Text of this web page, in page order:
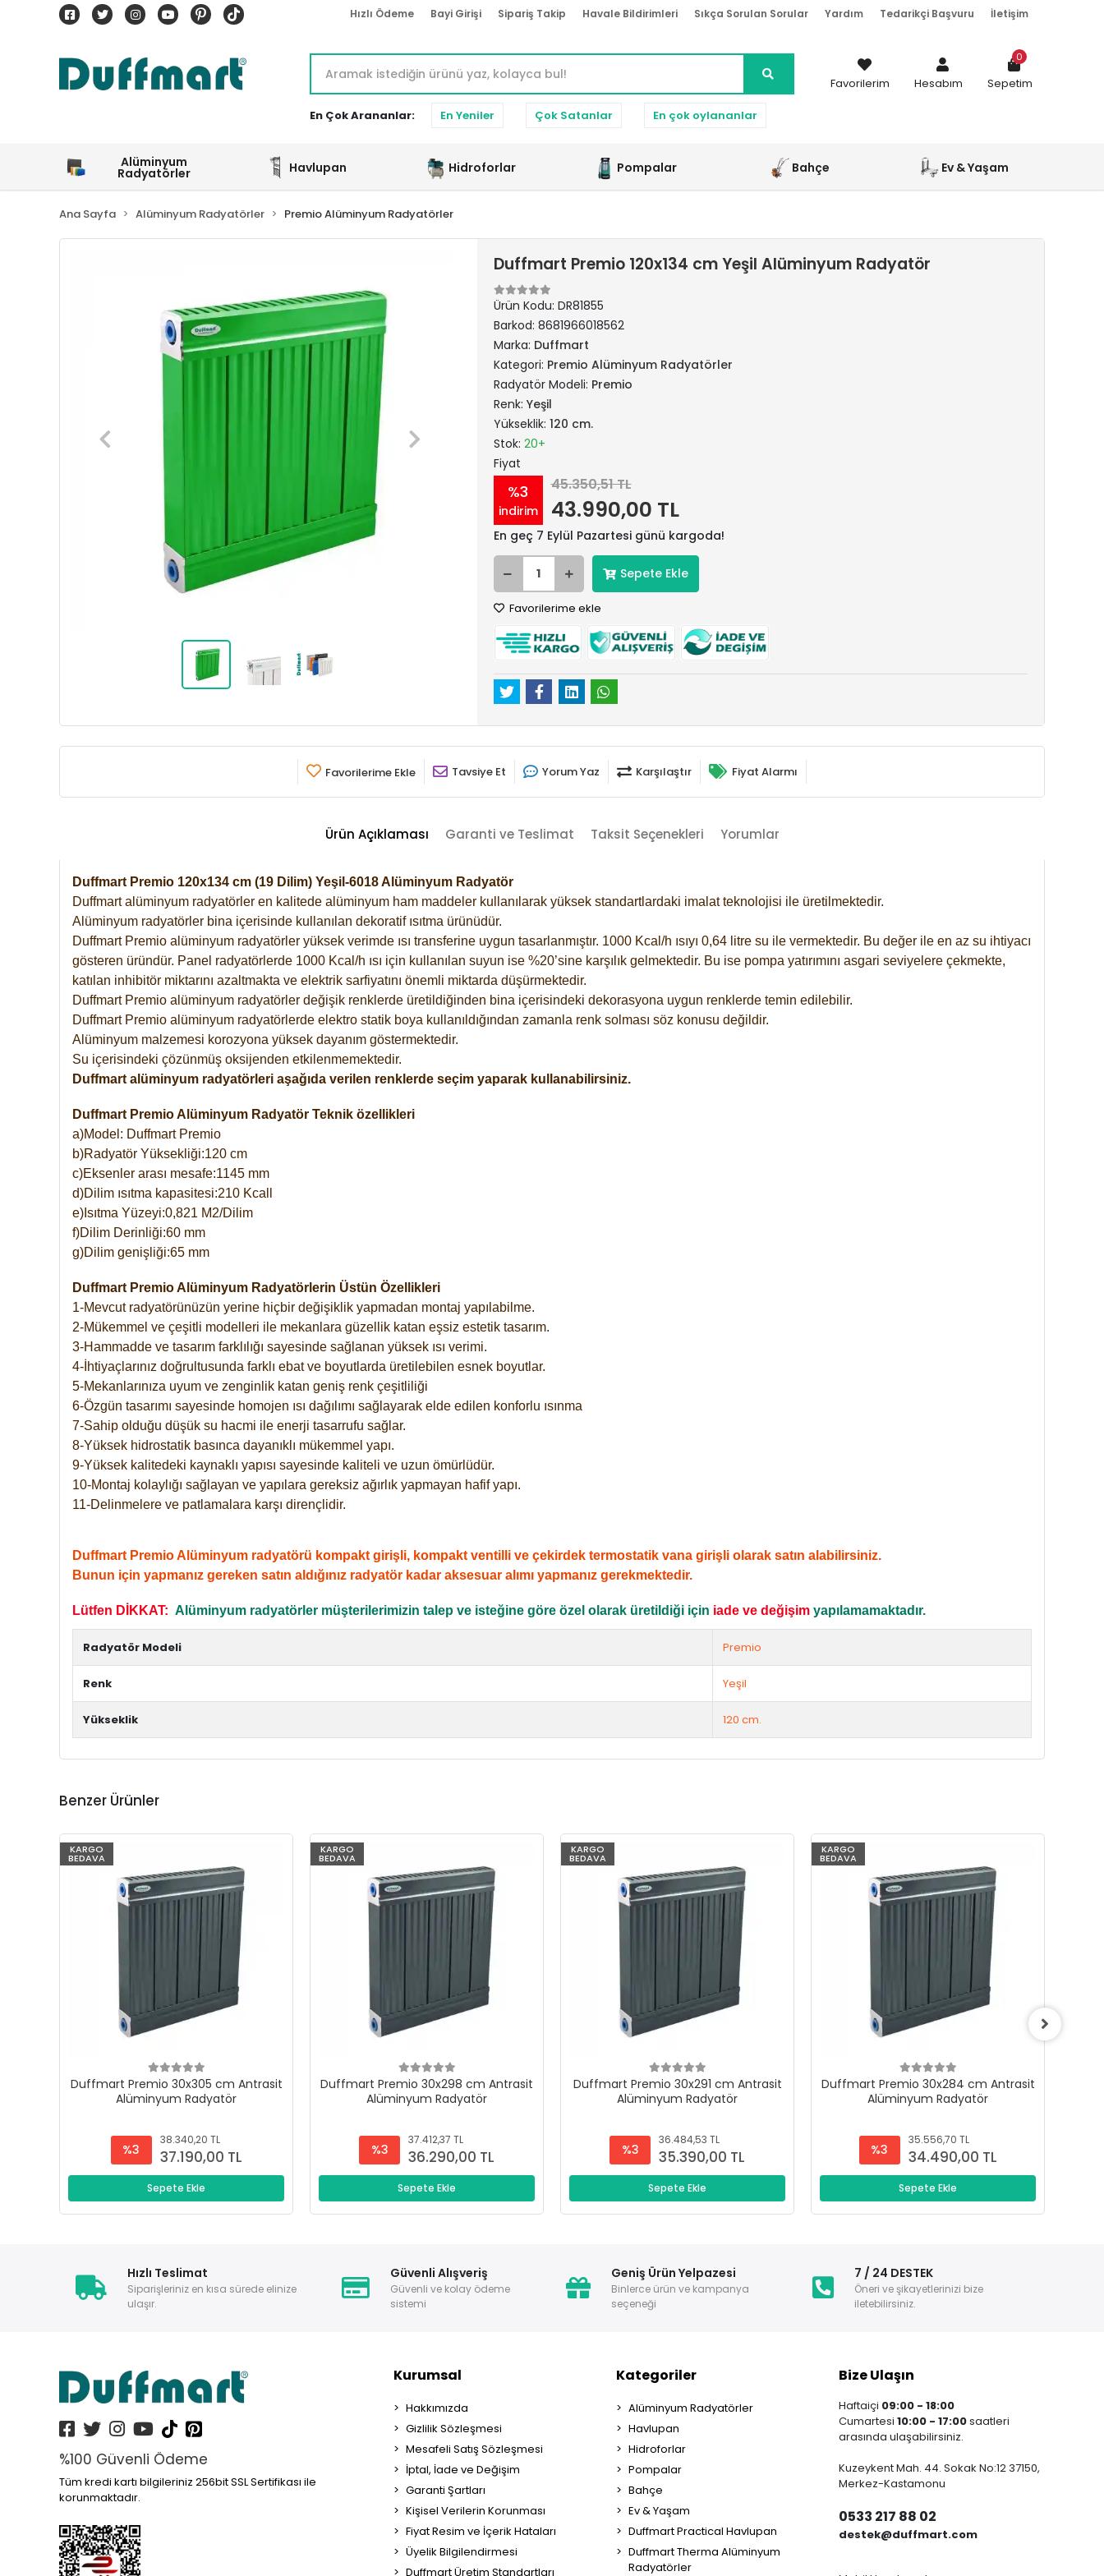
Hızlı Ödeme Bayi Girişi Sipariş Takip Havale Bildirimleri Sıkça Sorulan Sorular Yardım Tedarikçi Başvuru İletişim
En Çok Arananlar: En Yeniler Çok Satanlar En çok oylananlar
Favorilerim Hesabım Sepetim
0
Alüminyum
Radyatörler Havlupan Hidroforlar Pompalar Bahçe Ev & Yaşam
Ana Sayfa Alüminyum Radyatörler Premio Alüminyum Radyatörler
Duffmart Premio 120x134 cm Yeşil Alüminyum Radyatör
Ürün Kodu: DR81855
Barkod: 8681966018562
Marka: Duffmart
Kategori: Premio Alüminyum Radyatörler
Radyatör Modeli: Premio
Renk: Yeşil
Yükseklik: 120 cm.
Stok: 20+
Fiyat
%3
indirim
45.350,51 TL
43.990,00 TL
En geç 7 Eylül Pazartesi günü kargoda!
Sepete Ekle
Favorilerime ekle
Favorilerime Ekle Tavsiye Et Yorum Yaz Karşılaştır Fiyat Alarmı
Ürün Açıklaması Garanti ve Teslimat Taksit Seçenekleri Yorumlar
Duffmart Premio 120x134 cm (19 Dilim) Yeşil-6018 Alüminyum Radyatör
Duffmart alüminyum radyatörler en kalitede alüminyum ham maddeler kullanılarak yüksek standartlardaki imalat teknolojisi ile üretilmektedir.
Alüminyum radyatörler bina içerisinde kullanılan dekoratif ısıtma ürünüdür.
Duffmart Premio alüminyum radyatörler yüksek verimde ısı transferine uygun tasarlanmıştır. 1000 Kcal/h ısıyı 0,64 litre su ile vermektedir. Bu değer ile en az su ihtiyacı
gösteren üründür. Panel radyatörlerde 1000 Kcal/h ısı için kullanılan suyun ise %20’sine karşılık gelmektedir. Bu ise pompa yatırımını asgari seviyelere çekmekte,
katılan inhibitör miktarını azaltmakta ve elektrik sarfiyatını önemli miktarda düşürmektedir.
Duffmart Premio alüminyum radyatörler değişik renklerde üretildiğinden bina içerisindeki dekorasyona uygun renklerde temin edilebilir.
Duffmart Premio alüminyum radyatörlerde elektro statik boya kullanıldığından zamanla renk solması söz konusu değildir.
Alüminyum malzemesi korozyona yüksek dayanım göstermektedir.
Su içerisindeki çözünmüş oksijenden etkilenmemektedir.
Duffmart alüminyum radyatörleri aşağıda verilen renklerde seçim yaparak kullanabilirsiniz.
Duffmart Premio Alüminyum Radyatör Teknik özellikleri
a)Model: Duffmart Premio
b)Radyatör Yüksekliği:120 cm
c)Eksenler arası mesafe:1145 mm
d)Dilim ısıtma kapasitesi:210 Kcall
e)Isıtma Yüzeyi:0,821 M2/Dilim
f)Dilim Derinliği:60 mm
g)Dilim genişliği:65 mm
Duffmart Premio Alüminyum Radyatörlerin Üstün Özellikleri
1-Mevcut radyatörünüzün yerine hiçbir değişiklik yapmadan montaj yapılabilme.
2-Mükemmel ve çeşitli modelleri ile mekanlara güzellik katan eşsiz estetik tasarım.
3-Hammadde ve tasarım farklılığı sayesinde sağlanan yüksek ısı verimi.
4-İhtiyaçlarınız doğrultusunda farklı ebat ve boyutlarda üretilebilen esnek boyutlar.
5-Mekanlarınıza uyum ve zenginlik katan geniş renk çeşitliliği
6-Özgün tasarımı sayesinde homojen ısı dağılımı sağlayarak elde edilen konforlu ısınma
7-Sahip olduğu düşük su hacmi ile enerji tasarrufu sağlar.
8-Yüksek hidrostatik basınca dayanıklı mükemmel yapı.
9-Yüksek kalitedeki kaynaklı yapısı sayesinde kaliteli ve uzun ömürlüdür.
10-Montaj kolaylığı sağlayan ve yapılara gereksiz ağırlık yapmayan hafif yapı.
11-Delinmelere ve patlamalara karşı dirençlidir.
Duffmart Premio Alüminyum radyatörü kompakt girişli, kompakt ventilli ve çekirdek termostatik vana girişli olarak satın alabilirsiniz.
Bunun için yapmanız gereken satın aldığınız radyatör kadar aksesuar alımı yapmanız gerekmektedir.
Lütfen DİKKAT: Alüminyum radyatörler müşterilerimizin talep ve isteğine göre özel olarak üretildiği için iade ve değişim yapılamamaktadır.
Radyatör Modeli Premio
Renk Yeşil
Yükseklik 120 cm.
Benzer Ürünler
KARGO
BEDAVA
Duffmart Premio 30x305 cm Antrasit
Alüminyum Radyatör
%3
38.340,20 TL
37.190,00 TL
Sepete Ekle
KARGO
BEDAVA
Duffmart Premio 30x298 cm Antrasit
Alüminyum Radyatör
%3
37.412,37 TL
36.290,00 TL
Sepete Ekle
KARGO
BEDAVA
Duffmart Premio 30x291 cm Antrasit
Alüminyum Radyatör
%3
36.484,53 TL
35.390,00 TL
Sepete Ekle
KARGO
BEDAVA
Duffmart Premio 30x284 cm Antrasit
Alüminyum Radyatör
%3
35.556,70 TL
34.490,00 TL
Sepete Ekle
Hızlı Teslimat
Siparişleriniz en kısa sürede elinize
ulaşır.
Güvenli Alışveriş
Güvenli ve kolay ödeme
sistemi
Geniş Ürün Yelpazesi
Binlerce ürün ve kampanya
seçeneği
7 / 24 DESTEK
Öneri ve şikayetlerinizi bize
iletebilirsiniz.
%100 Güvenli Ödeme
Tüm kredi kartı bilgileriniz 256bit SSL Sertifikası ile
korunmaktadır.
Kurumsal
Hakkımızda
Gizlilik Sözleşmesi
Mesafeli Satış Sözleşmesi
İptal, İade ve Değişim
Garanti Şartları
Kişisel Verilerin Korunması
Fiyat Resim ve İçerik Hataları
Üyelik Bilgilendirmesi
Duffmart Üretim Standartları
Kategoriler
Alüminyum Radyatörler
Havlupan
Hidroforlar
Pompalar
Bahçe
Ev & Yaşam
Duffmart Practical Havlupan
Duffmart Therma Alüminyum
Radyatörler
Bize Ulaşın
Haftaiçi 09:00 - 18:00
Cumartesi 10:00 - 17:00saatleri
arasında ulaşabilirsiniz.
Kuzeykent Mah. 44. Sokak No:12 37150,
Merkez-Kastamonu
0533 217 88 02
destek@duffmart.com